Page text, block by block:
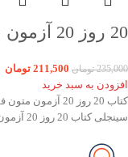
20 روز 20 آزمون متون فقه مرکز وکلا-سینجلی
235,000 تومان 211,500 تومان
افزودن به سبد خرید
کتاب 20 روز 20
سینجلی کتاب 20 روز 20 آزمون